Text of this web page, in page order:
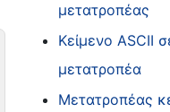
μετατροπέας
Κείμενο ASCII
μετατροπέα
Μετατροπέας